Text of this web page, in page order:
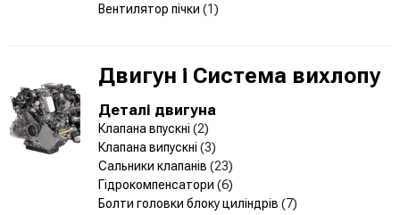
Вентилятор пічки (1)
Двигун і Система вихлопу
Деталі двигуна
Клапана впускні (2)
Клапана випускні (3)
Сальники клапанів (23)
Гідрокомпенсатори (6)
Болти головки блоку циліндрів (7)